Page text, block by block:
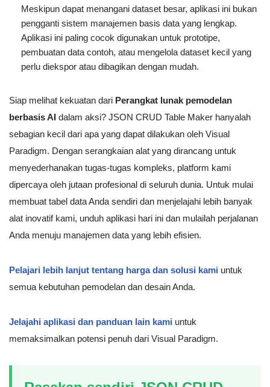
Meskipun dapat menangani dataset besar, aplikasi ini bukan
pengganti sistem manajemen basis data yang lengkap.
Aplikasi ini paling cocok digunakan untuk prototipe,
pembuatan data contoh, atau mengelola dataset kecil yang
perlu diekspor atau dibagikan dengan mudah.
Siap melihat kekuatan dari Perangkat lunak pemodelan
berbasis AI dalam aksi? JSON CRUD Table Maker hanyalah
sebagian kecil dari apa yang dapat dilakukan oleh Visual
Paradigm. Dengan serangkaian alat yang dirancang untuk
menyederhanakan tugas-tugas kompleks, platform kami
dipercaya oleh jutaan profesional di seluruh dunia. Untuk mulai
membuat tabel data Anda sendiri dan menjelajahi lebih banyak
alat inovatif kami, unduh aplikasi hari ini dan mulailah perjalanan
Anda menuju manajemen data yang lebih efisien.
Pelajari lebih lanjut tentang harga dan solusi kami untuk
semua kebutuhan pemodelan dan desain Anda.
Jelajahi aplikasi dan panduan lain kami untuk
memaksimalkan potensi penuh dari Visual Paradigm.